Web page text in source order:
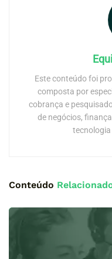
Este conteúdo foi
composta por
cobrança e
de negócios,
tecnologia
Conteúdo